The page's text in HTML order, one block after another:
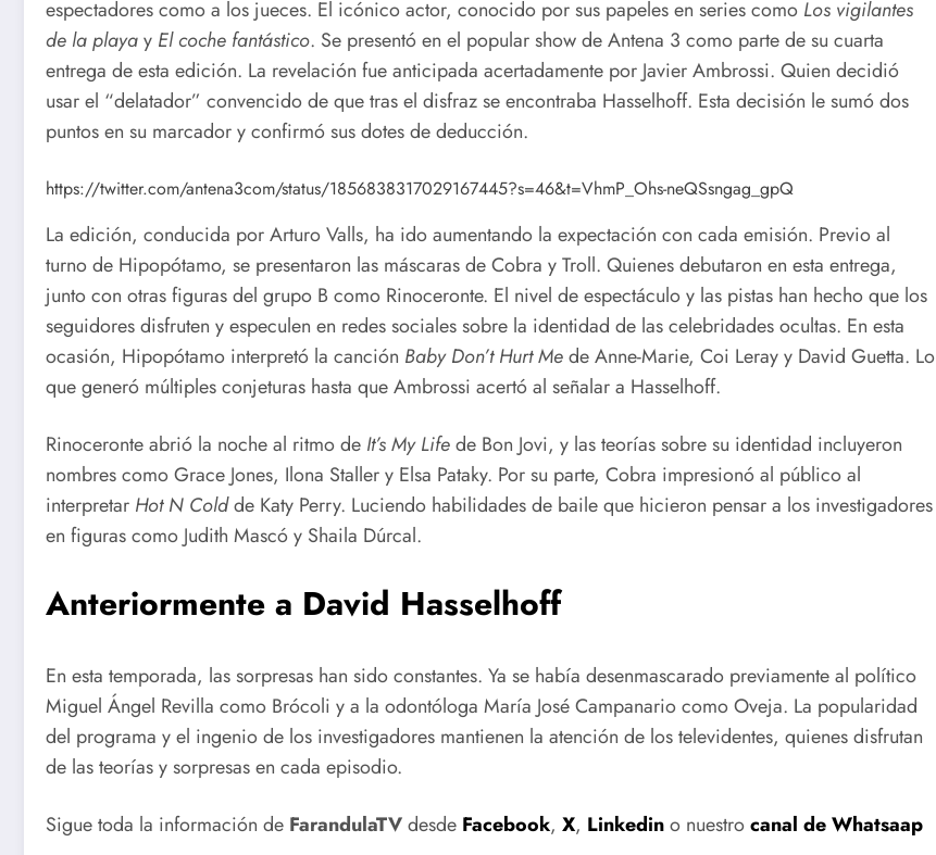
espectadores como a los jueces. El icónico actor, conocido por sus papeles en series como Los vigilantes
de la playay El coche fantástico. Se presentó en el popular show de Antena 3 como parte de su cuarta
entrega de esta edición. La revelación fue anticipada acertadamente por Javier Ambrossi. Quien decidió
usar el “delatador” convencido de que tras el disfraz se encontraba Hasselhoff. Esta decisión le sumó dos
puntos en su marcador y confirmó sus dotes de deducción.
https://twitter.com/antena3com/status/1856838317029167445?s=46&t=VhmP_Ohs-neQSsngag_gpQ
La edición, conducida por Arturo Valls, ha ido aumentando la expectación con cada emisión. Previo al
turno de Hipopótamo, se presentaron las máscaras de Cobra y Troll. Quienes debutaron en esta entrega,
junto con otras figuras del grupo B como Rinoceronte. El nivel de espectáculo y las pistas han hecho que los
seguidores disfruten y especulen en redes sociales sobre la identidad de las celebridades ocultas. En esta
ocasión, Hipopótamo interpretó la canción Baby Don’t Hurt Mede Anne-Marie, Coi Leray y David Guetta. Lo
que generó múltiples conjeturas hasta que Ambrossi acertó al señalar a Hasselhoff.
Rinoceronte abrió la noche al ritmo de It’s My Lifede Bon Jovi, y las teorías sobre su identidad incluyeron
nombres como Grace Jones, Ilona Staller y Elsa Pataky. Por su parte, Cobra impresionó al público al
interpretar Hot N Coldde Katy Perry. Luciendo habilidades de baile que hicieron pensar a los investigadores
en figuras como Judith Mascó y Shaila Dúrcal.
Anteriormente a David Hasselhoff
En esta temporada, las sorpresas han sido constantes. Ya se había desenmascarado previamente al político
Miguel Ángel Revilla como Brócoli y a la odontóloga María José Campanario como Oveja. La popularidad
del programa y el ingenio de los investigadores mantienen la atención de los televidentes, quienes disfrutan
de las teorías y sorpresas en cada episodio.
Sigue toda la información de FarandulaTVdesde Facebook, X, Linkedino nuestrocanal de Whatsaap